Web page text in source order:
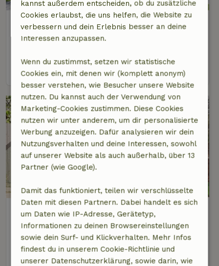
Naturhäuschen in Den Burg
2 km Abstand vom Zentrum von De Waal
Ansehen
Naturhäuschen in Oosterend
2 km Abstand vom Zentrum von De Waal
2 Personen1 Schlafzimmer
Ansehen
kannst außerdem entscheiden, ob du zusätzliche
Cookies erlaubst, die uns helfen, die Website zu
verbessern und dein Erlebnis besser an deine
Interessen anzupassen.
Wenn du zustimmst, setzen wir statistische
Cookies ein, mit denen wir (komplett anonym)
besser verstehen, wie Besucher unsere Website
nutzen. Du kannst auch der Verwendung von
Marketing-Cookies zustimmen. Diese Cookies
nutzen wir unter anderem, um dir personalisierte
Werbung anzuzeigen. Dafür analysieren wir dein
Nutzungsverhalten und deine Interessen, sowohl
auf unserer Website als auch außerhalb, über 13
Partner (wie Google).
Damit das funktioniert, teilen wir verschlüsselte
Daten mit diesen Partnern. Dabei handelt es sich
um Daten wie IP-Adresse, Gerätetyp,
Informationen zu deinen Browsereinstellungen
sowie dein Surf- und Klickverhalten. Mehr Infos
findest du in unserem Cookie-Richtlinie und
unserer Datenschutzerklärung, sowie darin, wie